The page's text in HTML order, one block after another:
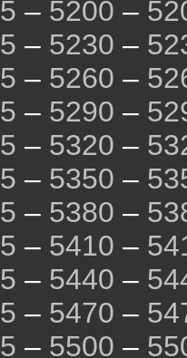
– 5200 –
– 5230 –
– 5260 –
– 5290 –
– 5320 –
– 5350 –
– 5380 –
– 5410 –
– 5440 –
– 5470 –
– 5500 –